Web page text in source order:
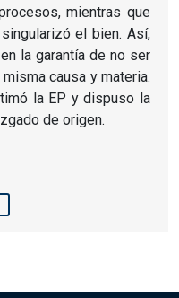
mientras que
el bien. Así,
la garantía de no ser
causa y materia.
la EP y dispuso la
de origen.